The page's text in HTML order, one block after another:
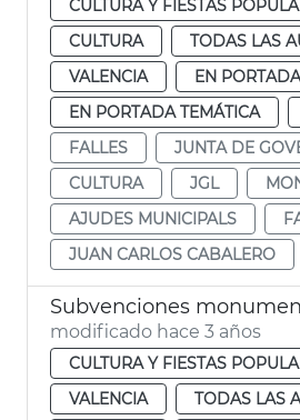
CULTURA Y FIESTAS
CULTURA
TODAS LAS
VALENCIA
EN PORTADA
EN PORTADA TEMÁTICA
FALLES
JUNTA DE
CULTURA
JGL
AJUDES MUNICIPALS
JUAN CARLOS CABALERO
Subvenciones
modificado hace 3 años
CULTURA Y FIESTAS
VALENCIA
TODAS LAS